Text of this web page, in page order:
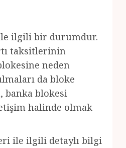
ilgili bir durumdur.
taksitlerinin
neden
da bloke
banka blokesi
halinde olmak
ile ilgili detaylı bilgi